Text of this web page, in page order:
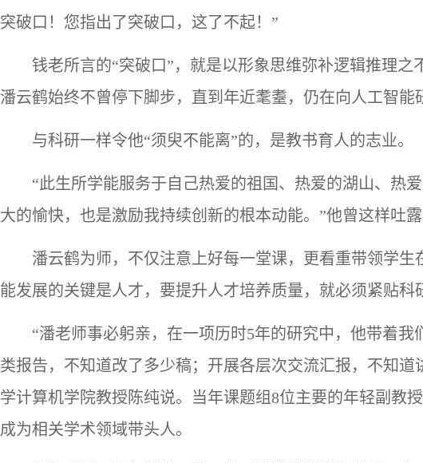
突破口！您指出了突破口，这了不起！”
钱老所言的“突破口”，就是以形象思维弥补逻辑推理
潘云鹤始终不曾停下脚步，直到年近耄耋，仍在向人工智能
与科研一样令他“须臾不能离”的，是教书育人的志业。
“此生所学能服务于自己热爱的祖国、热爱的湖山、热
大的愉快，也是激励我持续创新的根本动能。”他曾这样吐
潘云鹤为师，不仅注意上好每一堂课，更看重带领学
能发展的关键是人才，要提升人才培养质量，就必须紧贴科
“潘老师事必躬亲，在一项历时5年的研究中，他带着
类报告，不知道改了多少稿；开展各层次交流汇报，不知
学计算机学院教授陈纯说。当年课题组8位主要的年轻副教
成为相关学术领域带头人。